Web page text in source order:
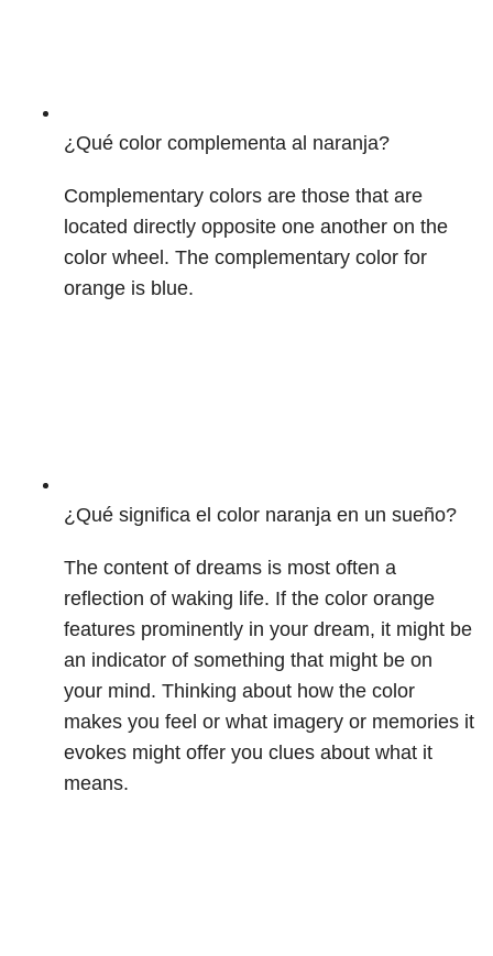
¿Qué color complementa al naranja?
Complementary colors are those that are
located directly opposite one another on the
color wheel. The complementary color for
orange is blue.
¿Qué significa el color naranja en un sueño?
The content of dreams is most often a
reflection of waking life. If the color orange
features prominently in your dream, it might be
an indicator of something that might be on
your mind. Thinking about how the color
makes you feel or what imagery or memories it
evokes might offer you clues about what it
means.